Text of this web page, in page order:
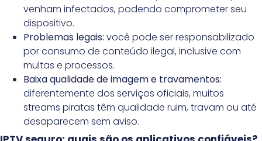
venham infectados, podendo comprometer seu
dispositivo.
Problemas legais: você pode ser responsabilizado
por consumo de conteúdo ilegal, inclusive com
multas e processos.
Baixa qualidade de imagem e travamentos:
diferentemente dos serviços oficiais, muitos
streams piratas têm qualidade ruim, travam ou até
desaparecem sem aviso.